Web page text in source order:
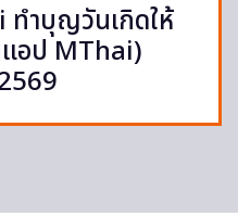
ำบุญวันเกิดให้
อป MThai)